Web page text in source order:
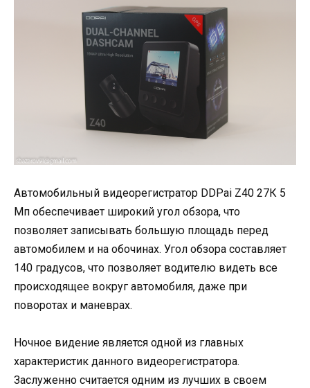
Автомобильный видеорегистратор DDPai Z40 27К 5
Мп обеспечивает широкий угол обзора, что
позволяет записывать большую площадь перед
автомобилем и на обочинах. Угол обзора составляет
140 градусов, что позволяет водителю видеть все
происходящее вокруг автомобиля, даже при
поворотах и маневрах.
Ночное видение является одной из главных
характеристик данного видеорегистратора.
Заслуженно считается одним из лучших в своем